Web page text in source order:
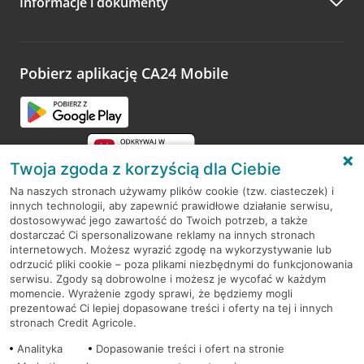
Zachęcamy do podzielenia się z nami opinią o wizycie.
opinie.
Pobierz aplikację CA24 Mobile
RODO
Regulamin serwisu
Mapa serwisu
PolitykaCookies
Twoja zgoda z korzyścią dla Ciebie
Na naszych stronach używamy plików cookie (tzw. ciasteczek) i
innych technologii, aby zapewnić prawidłowe działanie serwisu,
dostosowywać jego zawartość do Twoich potrzeb, a także
dostarczać Ci spersonalizowane reklamy na innych stronach
internetowych. Możesz wyrazić zgodę na wykorzystywanie lub
odrzucić pliki cookie – poza plikami niezbędnymi do funkcjonowania
serwisu. Zgody są dobrowolne i możesz je wycofać w każdym
momencie. Wyrażenie zgody sprawi, że będziemy mogli
prezentować Ci lepiej dopasowane treści i oferty na tej i innych
stronach Credit Agricole.
Analityka
Dopasowanie treści i ofert na stronie